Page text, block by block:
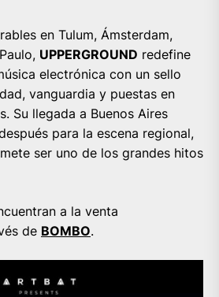
en Tulum, Ámsterdam,
UPPERGROUND redefine
electrónica con un sello
vanguardia y puestas en
Su llegada a Buenos Aires
para la escena regional,
ser uno de los grandes hitos
a la venta
de BOMBO.